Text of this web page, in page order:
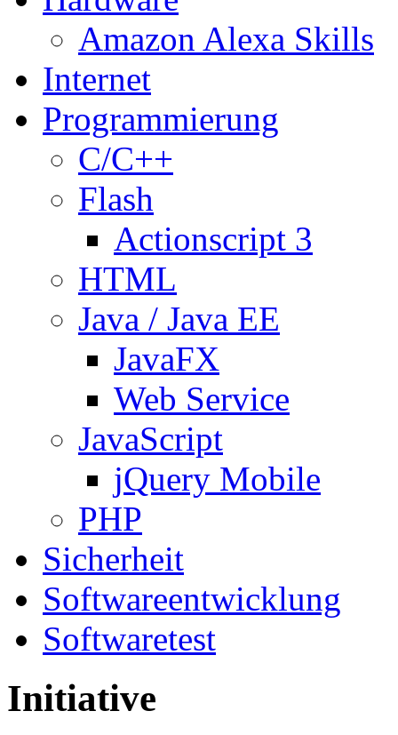
Amazon Alexa Skills
Internet
Programmierung
C/C++
Flash
Actionscript 3
HTML
Java / Java EE
JavaFX
Web Service
JavaScript
jQuery Mobile
PHP
Sicherheit
Softwareentwicklung
Softwaretest
Initiative